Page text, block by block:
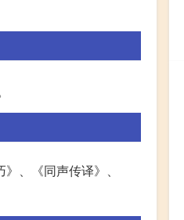
、《同声传译》、